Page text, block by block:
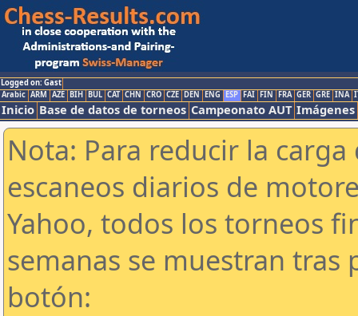
Logged on: Gast
Arabic ARM AZE BIH BUL CAT CHN CRO CZE DEN ENG ESP FAI FIN FRA GER GRE INA
Inicio Base de datos de torneos Campeonato AUT Imágenes
Nota: Para reducir la
escaneos diarios de
Yahoo, todos los torneos
semanas se muestran tras
botón: